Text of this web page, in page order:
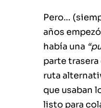
Pero…
años
había una
parte
ruta
que usaban
listo para